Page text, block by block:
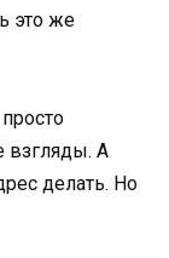
это же
взгляды. А
делать. Но